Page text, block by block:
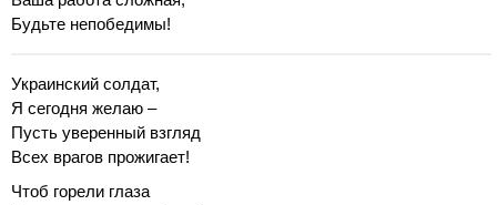
Будьте непобедимы!
Украинский солдат,
Я сегодня желаю –
Пусть уверенный взгляд
Всех врагов прожигает!
Чтоб горели глаза